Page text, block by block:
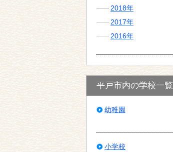
2018年
2017年
2016年
平戸市内の学校一覧
幼稚園
小学校